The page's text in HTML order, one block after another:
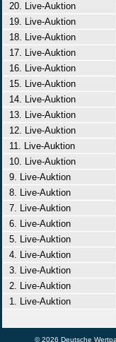
20. Live-Auktion
19. Live-Auktion
18. Live-Auktion
17. Live-Auktion
16. Live-Auktion
15. Live-Auktion
14. Live-Auktion
13. Live-Auktion
12. Live-Auktion
11. Live-Auktion
10. Live-Auktion
9. Live-Auktion
8. Live-Auktion
7. Live-Auktion
6. Live-Auktion
5. Live-Auktion
4. Live-Auktion
3. Live-Auktion
2. Live-Auktion
1. Live-Auktion
© 2026 Deutsche